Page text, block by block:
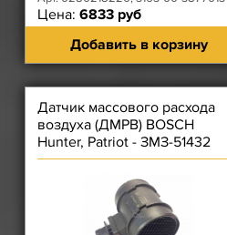
Цена: 6833 руб
Добавить в корзину
Датчик массового расхода
воздуха (ДМРВ) BOSCH
Hunter, Patriot - ЗМЗ-51432
(Е-4)